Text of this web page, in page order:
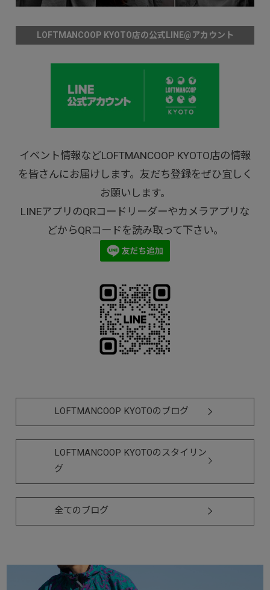
LOFTMANCOOP KYOTO店の公式LINE@アカウント
イベント情報などLOFTMANCOOP KYOTO店の情報
を皆さんにお届けします。友だち登録をぜひ宜しく
お願いします。
LINEアプリのQRコードリーダーやカメラアプリな
どからQRコードを読み取って下さい。
LOFTMANCOOP KYOTOのブログ
LOFTMANCOOP KYOTOのスタイリン
グ
全てのブログ